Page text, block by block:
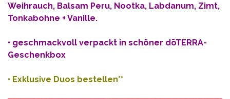
Weihrauch, Balsam Peru, Nootka, Labdanum, Zimt,
Tonkabohne + Vanille.
• geschmackvoll verpackt in schöner dōTERRA-
Geschenkbox
• Exklusive Duos bestellen**